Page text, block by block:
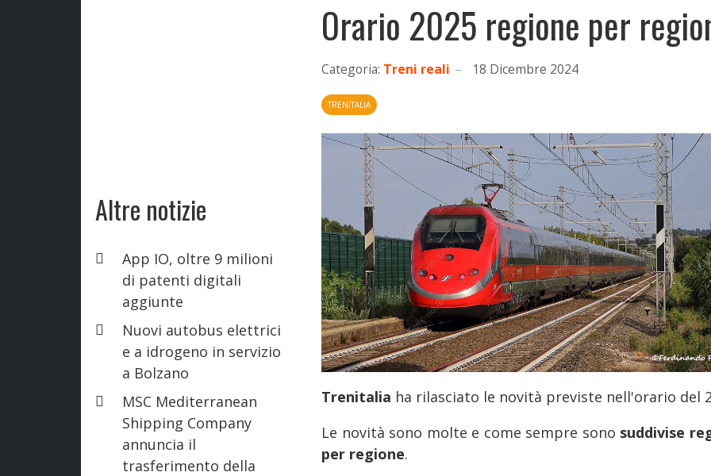
Altre notizie
App IO, oltre 9 milioni
di patenti digitali
aggiunte
Nuovi autobus elettrici
e a idrogeno in servizio
a Bolzano
MSC Mediterranean
Shipping Company
annuncia il
trasferimento della
Orario 2025 regione per
Categoria: Treni reali 18 Dicembre 2024
TRENITALIA
Trenitalia ha rilasciato le novità previste nell'orario del
Le novità sono molte e come sempre sono suddivise
per regione.